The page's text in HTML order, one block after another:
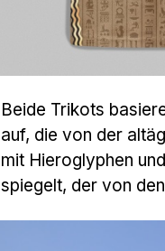
Beide Trikots
auf, die von der
mit Hieroglyphen
spiegelt, der von